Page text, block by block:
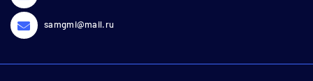
samgmi@mail.ru